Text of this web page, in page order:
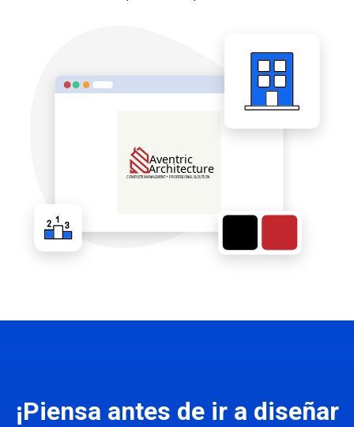
¡Piensa antes de ir a diseñar